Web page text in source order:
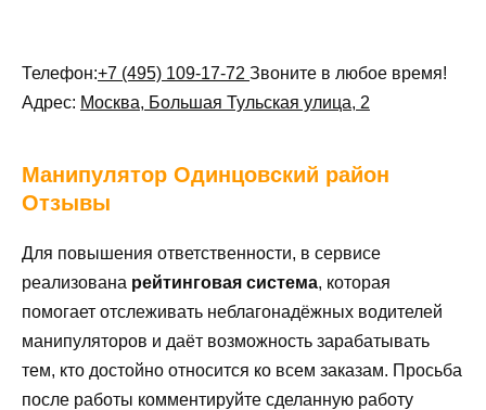
Телефон:+7 (495) 109-17-72 Звоните в любое время!
Адрес: Москва, Большая Тульская улица, 2
Манипулятор Одинцовский район
Отзывы
Для повышения ответственности, в сервисе
реализована рейтинговая система, которая
помогает отслеживать неблагонадёжных водителей
манипуляторов и даёт возможность зарабатывать
тем, кто достойно относится ко всем заказам. Просьба
после работы комментируйте сделанную работу